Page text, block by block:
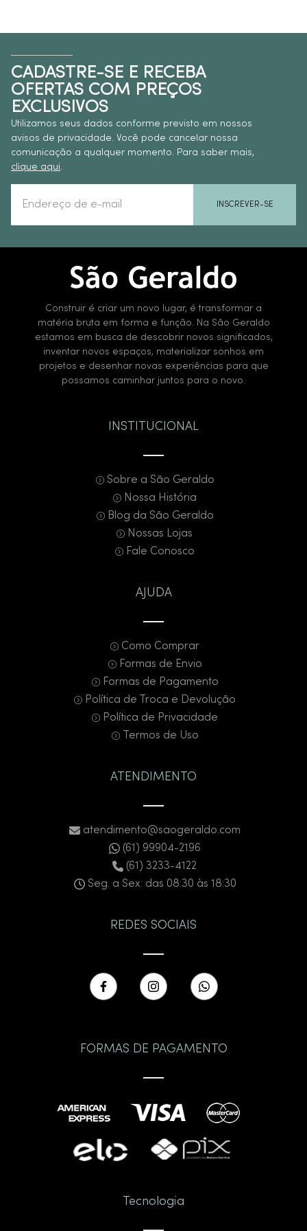
CADASTRE-SE E RECEBA
OFERTAS COM PREÇOS
EXCLUSIVOS
Utilizamos seus dados conforme previsto em nossos
avisos de privacidade. Você pode cancelar nossa
comunicação a qualquer momento. Para saber mais,
clique aqui.
INSCREVER-SE
Construir é criar um novo lugar, é transformar a
matéria bruta em forma e função. Na São Geraldo
estamos em busca de descobrir novos significados,
inventar novos espaços, materializar sonhos em
projetos e desenhar novas experiências para que
possamos caminhar juntos para o novo.
INSTITUCIONAL
Sobre a São Geraldo
Nossa História
Blog da São Geraldo
Nossas Lojas
Fale Conosco
AJUDA
Como Comprar
Formas de Envio
Formas de Pagamento
Política de Troca e Devolução
Política de Privacidade
Termos de Uso
ATENDIMENTO
atendimento@saogeraldo.com
(61) 99904-2196
(61) 3233-4122
Seg. a Sex: das 08:30 às 18:30
REDES SOCIAIS
FORMAS DE PAGAMENTO
Tecnologia